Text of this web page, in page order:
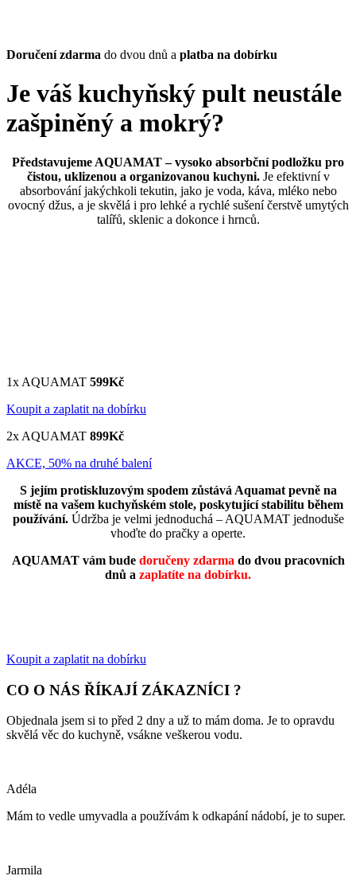
Doručení zdarma do dvou dnů a platba na dobírku
Je váš kuchyňský pult neustále
zašpiněný a mokrý?
Představujeme AQUAMAT – vysoko absorbční podložku pro
čistou, uklizenou a organizovanou kuchyni.Je efektivní v
absorbování jakýchkoli tekutin, jako je voda, káva, mléko nebo
ovocný džus, a je skvělá i pro lehké a rychlé sušení čerstvě umytých
talířů, sklenic a dokonce i hrnců.
1x AQUAMAT 599Kč
Koupit a zaplatit na dobírku
2x AQUAMAT 899Kč
AKCE, 50% na druhé balení
S jejím protiskluzovým spodem zůstává Aquamat pevně na
místě na vašem kuchyňském stole, poskytující stabilitu během
používání.Údržba je velmi jednoduchá – AQUAMAT jednoduše
vhoďte do pračky a operte.
AQUAMAT vám bude doručeny zdarma do dvou pracovních
dnů a zaplatíte na dobírku.
Koupit a zaplatit na dobírku
CO O NÁS ŘÍKAJÍ ZÁKAZNÍCI ?
Objednala jsem si to před 2 dny a už to mám doma. Je to opravdu
skvělá věc do kuchyně, vsákne veškerou vodu.
Adéla
Mám to vedle umyvadla a používám k odkapání nádobí, je to super.
Jarmila